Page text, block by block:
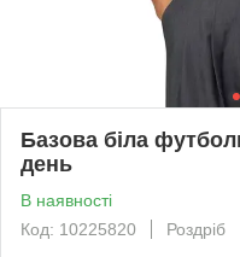
Базова біла
день
В наявності
Код: 10225820
Роздріб